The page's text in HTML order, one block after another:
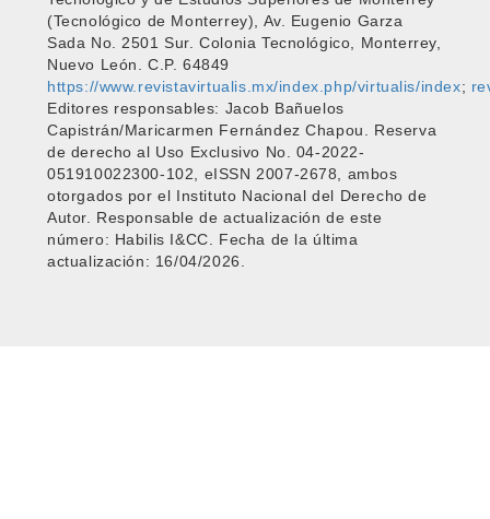
(Tecnológico de Monterrey), Av. Eugenio Garza
Sada No. 2501 Sur. Colonia Tecnológico, Monterrey,
Nuevo León. C.P. 64849
https://www.revistavirtualis.mx/index.php/virtualis/index;
Editores responsables: Jacob Bañuelos
Capistrán/Maricarmen Fernández Chapou. Reserva
de derecho al Uso Exclusivo No. 04-2022-
051910022300-102, eISSN 2007-2678, ambos
otorgados por el Instituto Nacional del Derecho de
Autor. Responsable de actualización de este
número: Habilis I&CC. Fecha de la última
actualización: 16/04/2026.